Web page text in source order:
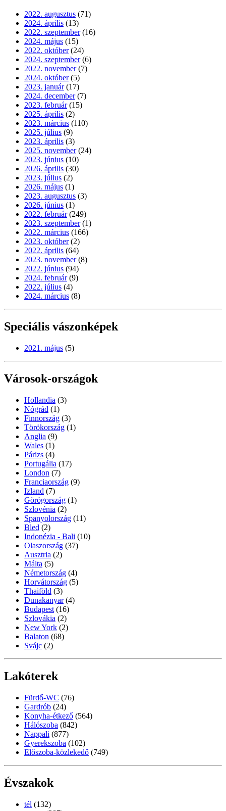
2022. augusztus (71)
2024. április (13)
2022. szeptember (16)
2024. május (15)
2022. október (24)
2024. szeptember (6)
2022. november (7)
2024. október (5)
2023. január (17)
2024. december (7)
2023. február (15)
2025. április (2)
2023. március (110)
2025. július (9)
2023. április (3)
2025. november (24)
2023. június (10)
2026. április (30)
2023. július (2)
2026. május (1)
2023. augusztus (3)
2026. június (1)
2022. február (249)
2023. szeptember (1)
2022. március (166)
2023. október (2)
2022. április (64)
2023. november (8)
2022. június (94)
2024. február (9)
2022. július (4)
2024. március (8)
Speciális vászonképek
2021. május (5)
Városok-országok
Hollandia (3)
Nógrád (1)
Finnország (3)
Törökország (1)
Anglia (9)
Wales (1)
Párizs (4)
Portugália (17)
London (7)
Franciaország (9)
Izland (7)
Görögország (1)
Szlovénia (2)
Spanyolország (11)
Bled (2)
Indonézia - Bali (10)
Olaszország (37)
Ausztria (2)
Málta (5)
Németország (4)
Horvátország (5)
Thaiföld (3)
Dunakanyar (4)
Budapest (16)
Szlovákia (2)
New York (2)
Balaton (68)
Svájc (2)
Lakóterek
Fürdő-WC (76)
Gardrób (24)
Konyha-étkező (564)
Hálószoba (842)
Nappali (877)
Gyerekszoba (102)
Előszoba-közlekedő (749)
Évszakok
tél (132)